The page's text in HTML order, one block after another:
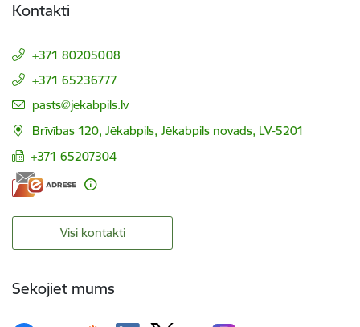
Kontakti
+371 80205008
+371 65236777
E-pasts:
pasts@jekabpils.lv
Brīvības 120, Jēkabpils, Jēkabpils novads, LV-5201
+371 65207304
Visi kontakti
Sekojiet mums